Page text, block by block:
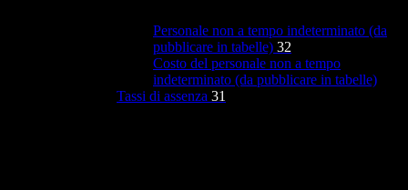
Personale non a tempo indeterminato (da
pubblicare in tabelle) 32
Costo del personale non a tempo
indeterminato (da pubblicare in tabelle)
Tassi di assenza 31